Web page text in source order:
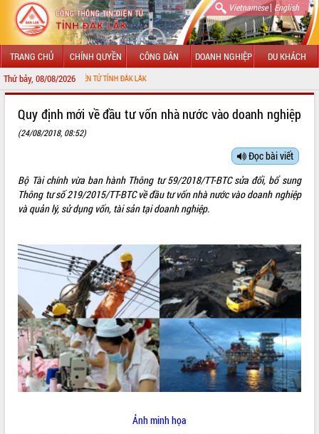
Vietnamese| English
TRANG CHỦ CHÍNH QUYỀN CÔNG DÂN DOANH NGHIỆP DU KHÁCH
Thứ bảy, 08/08/2026
TIN ĐIỆN TỬ TỈNH ĐẮK LẮK
LÃNH ĐẠO UBND TỈNH
SỞ, BAN, NGÀNH
THÔNG TIN CHỈ ĐẠO ĐIỀU HÀNH
HỆ THỐNG VĂN BẢN
VĂN BẢN HĐND TỈNH
ĐIỂM TIN VĂN BẢN
QUY HOẠCH - KẾ HOẠCH
Quy định mới về đầu tư vốn nhà nước vào doanh nghiệp
(24/08/2018, 08:52)
Đọc bài viết
Bộ Tài chính vừa ban hành Thông tư 59/2018/TT-BTC sửa đổi, bổ sung
Thông tư số 219/2015/TT-BTC về đầu tư vốn nhà nước vào doanh nghiệp
và quản lý, sử dụng vốn, tài sản tại doanh nghiệp.
Ảnh minh họa